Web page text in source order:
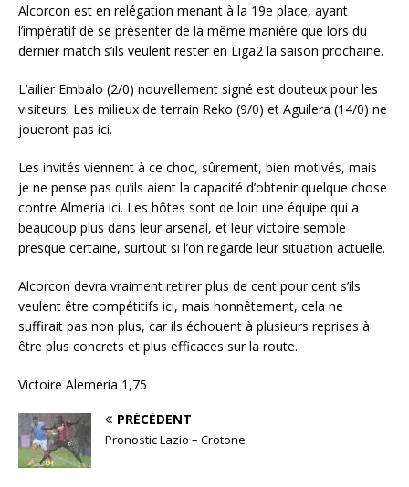
Alcorcon est en relégation menant à la 19e place, ayant
l’impératif de se présenter de la même manière que lors du
dernier match s’ils veulent rester en Liga2 la saison prochaine.
L’ailier Embalo (2/0) nouvellement signé est douteux pour les
visiteurs. Les milieux de terrain Reko (9/0) et Aguilera (14/0) ne
joueront pas ici.
Les invités viennent à ce choc, sûrement, bien motivés, mais
je ne pense pas qu’ils aient la capacité d’obtenir quelque chose
contre Almeria ici. Les hôtes sont de loin une équipe qui a
beaucoup plus dans leur arsenal, et leur victoire semble
presque certaine, surtout si l’on regarde leur situation actuelle.
Alcorcon devra vraiment retirer plus de cent pour cent s’ils
veulent être compétitifs ici, mais honnêtement, cela ne
suffirait pas non plus, car ils échouent à plusieurs reprises à
être plus concrets et plus efficaces sur la route.
Victoire Alemeria 1,75
PRÉCÉDENT
Pronostic Lazio – Crotone